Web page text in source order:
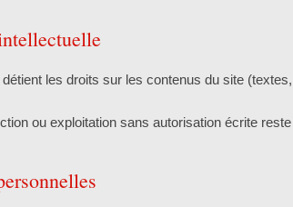
les droits sur les contenus du site
ou exploitation sans autorisation écrite